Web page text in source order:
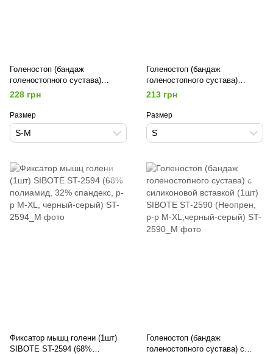
Голеностоп (бандаж
голеностопного сустава)
эластичный с фиксирующим
ремнем (1шт) SIBOTE ST-961
(Неопрен, р-р S-XL)
228 грн
Размер
S-M
Голеностоп (бандаж
голеностопного сустава)
эластичный с фиксирующим
ремнем EXTREME 859CA
(неопрен, р-р S-L)
213 грн
Размер
S
Фиксатор мышц голени (1шт)
SIBOTE ST-2594 (68%
Голеностоп (бандаж
голеностопного сустава) с